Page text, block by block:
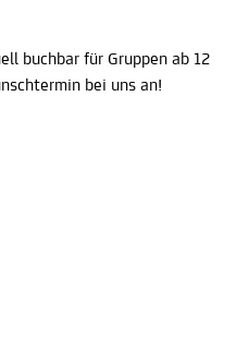
buchbar für Gruppen ab 12
bei uns an!